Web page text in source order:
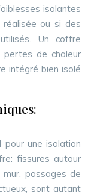
isolantes
réalisée ou si des
Un coffre
pertes de chaleur
intégré bien isolé
pour une isolation
fissures autour
passages de
sont autant